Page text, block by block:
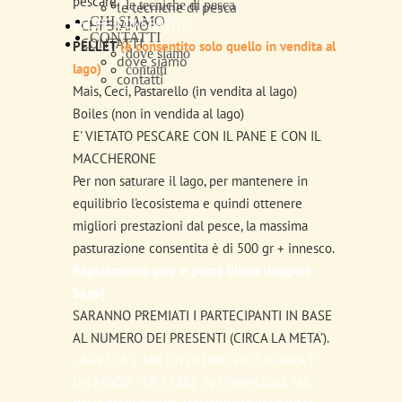
ESCHE CONSENTITE:
PELLET(è consentito solo quello in vendita al
lago)
Mais, Ceci, Pastarello (in vendita al lago)
Boiles (non in vendida al lago)
E' VIETATO PESCARE CON IL PANE E CON IL
MACCHERONE
Per non saturare il lago, per mantenere in
equilibrio l'ecosistema e quindi ottenere
migliori prestazioni dal pesce, la massima
pasturazione consentita è di 500 gr + innesco.
Regolamento gare e pesca libera (leggere
bene)
SARANNO PREMIATI I PARTECIPANTI IN BASE
AL NUMERO DEI PRESENTI (CIRCA LA META’).
LA PESCA E’ UN DIVERTIMENTO,LA GARA E’
UN MODO PER STARE IN COMPAGNIA MA
le tecniche di pesca
CHI SIAMO
CONTATTI
dove siamo
contatti
le tecniche di pesca
CHI SIAMO
CONTATTI
dove siamo
contatti